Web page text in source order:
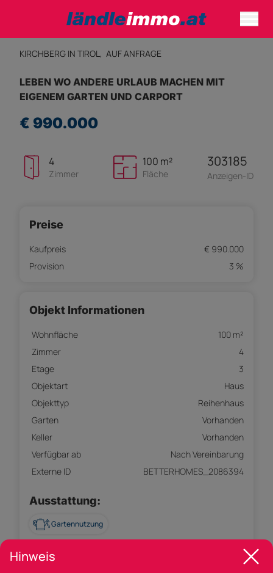
KIRCHBERG IN TIROL, AUF ANFRAGE
LEBEN WO ANDERE URLAUB MACHEN MIT
EIGENEM GARTEN UND CARPORT
€ 990.000
4
Zimmer
100 m²
Fläche
303185
Anzeigen-ID
Preise
Kaufpreis
€ 990.000
Provision
3 %
Objekt Informationen
Wohnfläche
100 m²
Zimmer
4
Etage
3
Objektart
Haus
Objekttyp
Reihenhaus
Garten
Vorhanden
Keller
Vorhanden
Verfügbar ab
Nach Vereinbarung
Externe ID
BETTERHOMES_2086394
Ausstattung:
Gartennutzung
Hinweis